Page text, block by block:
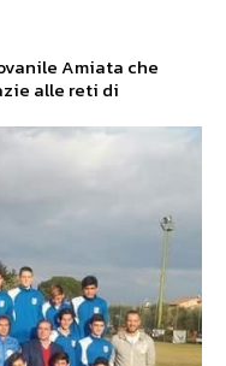
Amiata che
alle reti di